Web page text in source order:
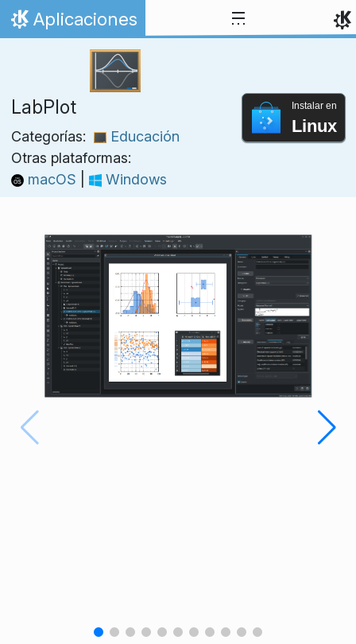
Ir al contenido
Inicio
Aplicaciones
LabPlot
Categorías:
Educación
Otras plataformas:
macOS
Windows
Instalar en
Linux